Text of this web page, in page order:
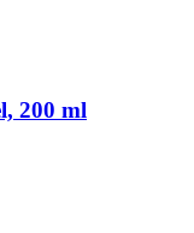
200 ml